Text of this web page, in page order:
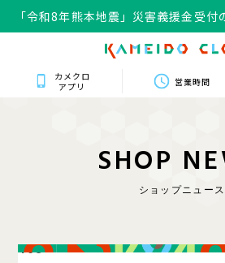
「令和8年熊本地震」災害義援金受付
カメクロ
アプリ
営業時間
SHOP NE
ショップニュース
408